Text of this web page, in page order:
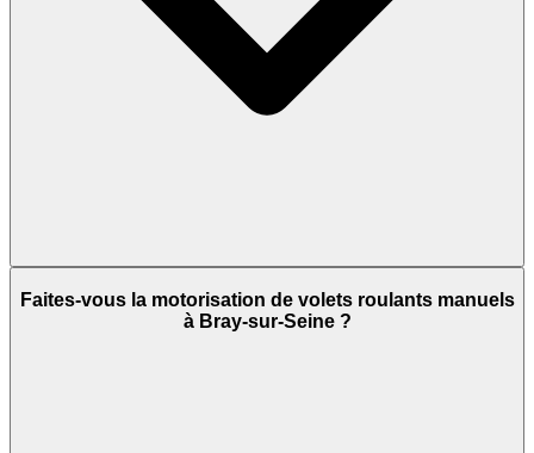
Faites-vous la motorisation de volets roulants manuels
à Bray-sur-Seine ?